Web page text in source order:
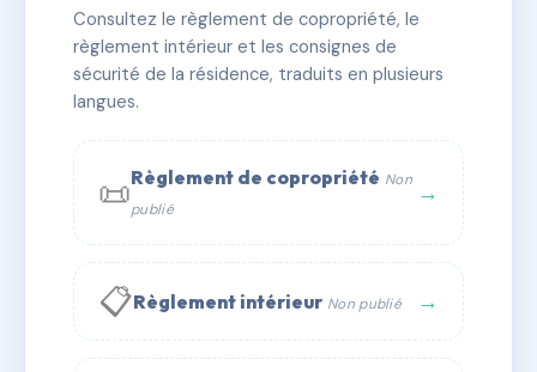
📍 105 av du general de gaulle 94170 LE PERREUX
SUR MARNE
✓ Immatriculée
📞 Contacter Syndic Digital 💬 WhatsApp
✉ Email
Consultez le règlement de copropriété, le
règlement intérieur et les consignes de
sécurité de la résidence, traduits en plusieurs
langues.
📜Règlement de copropriété Non
publié
→
📋Règlement intérieur Non publié →